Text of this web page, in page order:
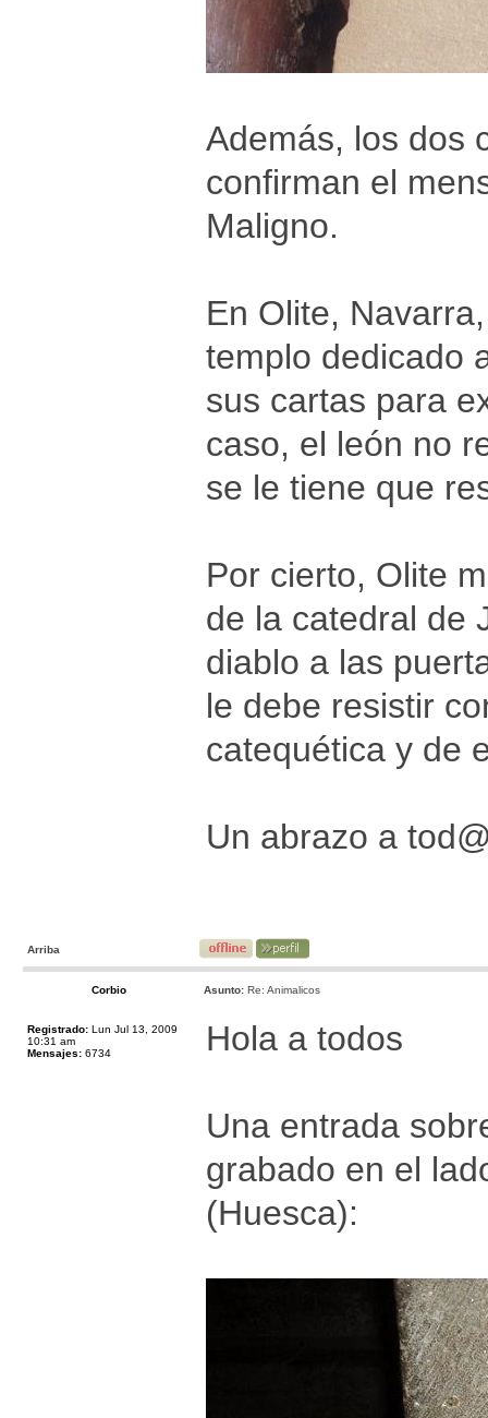
Además, los dos
confirman el
Maligno.
En Olite,
templo dedicado
sus cartas para
caso, el león no
se le tiene que
Por cierto, Olite
de la catedral de
diablo a las
le debe resistir
catequética y de
Un abrazo a
Arriba
Corbio Asunto: Re: Animalicos
Registrado: Lun Jul 13, 2009
10:31 am
Mensajes: 6734 Hola a todos
Una entrada
grabado en el
(Huesca):